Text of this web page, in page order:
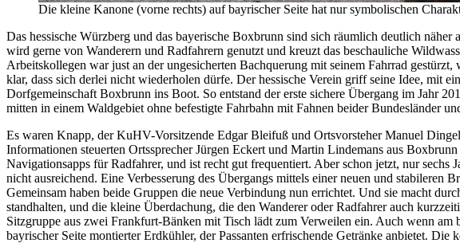
Die kleine Kanone (vorne rechts) auf bayrischer Seite hat nur symbolischen
Das hessische Würzberg und das bayerische Boxbrunn sind sich räumlich deutlich
wird gerne von Wanderern und Radfahrern genutzt und kreuzt das beschauliche
Arbeitskollegen war just an der ungesicherten Bachquerung mit seinem Fahrrad
klar, dass sich derlei nicht wiederholen dürfe. Der hessische Verein griff seine Idee, mit
Dorfgemeinschaft Boxbrunn ins Boot. So entstand der erste sichere Übergang im Jahr
mitten in einem Waldgebiet ohne befestigte Fahrbahn mit Fahnen beider Bundesländer
Es waren Knapp, der KuHV-Vorsitzende Edgar Bleifuß und Ortsvorsteher Manuel
Informationen steuerten Ortssprecher Jürgen Eckert und Martin Lindemans aus
Navigationsapps für Radfahrer, und ist recht gut frequentiert. Aber schon jetzt, nur
nicht ausreichend. Eine Verbesserung des Übergangs mittels einer neuen und
Gemeinsam haben beide Gruppen die neue Verbindung nun errichtet. Und sie macht
standhalten, und die kleine Überdachung, die den Wanderer oder Radfahrer auch
Sitzgruppe aus zwei Frankfurt-Bänken mit Tisch lädt zum Verweilen ein. Auch wenn
bayrischer Seite montierter Erdkühler, der Passanten erfrischende Getränke anbietet.